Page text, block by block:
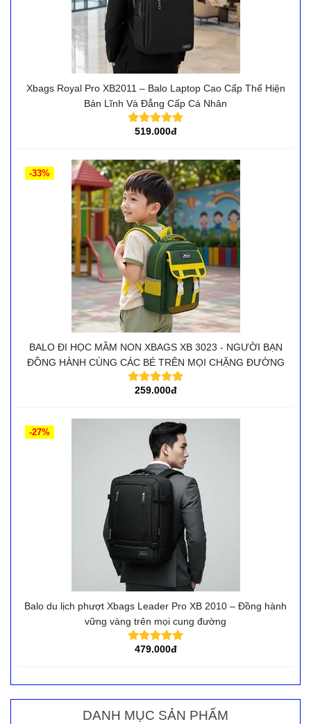
Xbags Royal Pro XB2011 – Balo Laptop Cao Cấp Thể Hiện
Bản Lĩnh Và Đẳng Cấp Cá Nhân
519.000đ
BALO ĐI HỌC MẦM NON XBAGS XB 3023 - NGƯỜI BẠN
ĐỒNG HÀNH CÙNG CÁC BÉ TRÊN MỌI CHẶNG ĐƯỜNG
259.000đ
-33%
Balo du lịch phượt Xbags Leader Pro XB 2010 – Đồng hành
vững vàng trên mọi cung đường
479.000đ
-27%
DANH MỤC SẢN PHẨM